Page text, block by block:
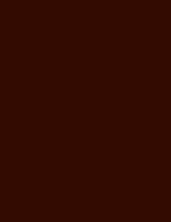
độ làm đá siêu nhanh, tiết
mái sử dụng đá viên cho
mà không cần phải chờ